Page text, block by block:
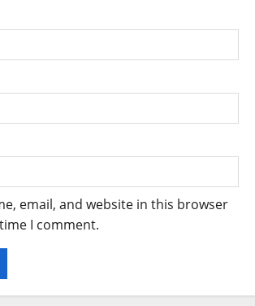
email, and website in this browser
I comment.